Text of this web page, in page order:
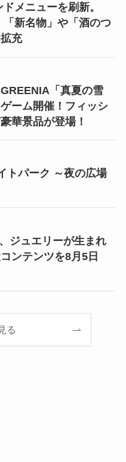
メニューを刷新。
「新名物」や「酒のつ
充
「真夏の雪
ーム開催！フィッシ
華景品が登場！
トパーク ～夜の広場
ジュエリーが生まれ
ンテンツを8月5日
る